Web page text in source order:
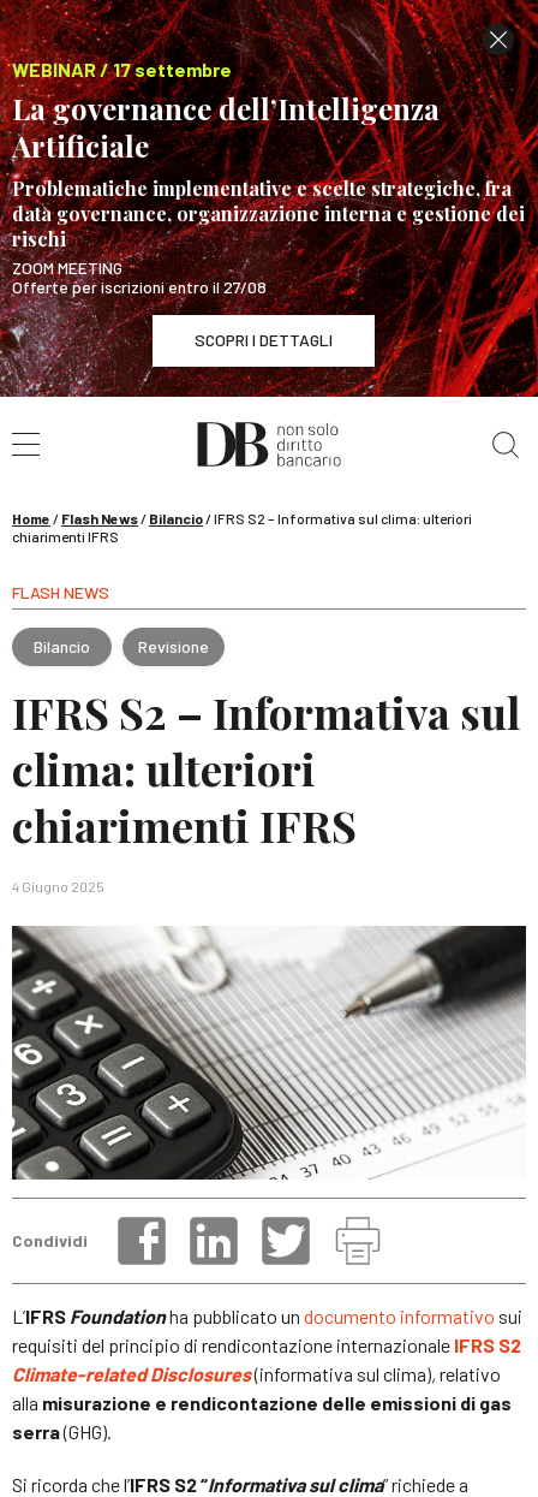
WEBINAR / 17 settembre
La governance dell’Intelligenza
Artificiale
Problematiche implementative e scelte strategiche, fra
data governance, organizzazione interna e gestione dei
rischi
ZOOM MEETING
Offerte per iscrizioni entro il 27/08
SCOPRI I DETTAGLI
WEBINAR / 17 settembre
La governance dell’Intelligenza Artificiale
Home / Flash News/ Bilancio/IFRS S2 – Informativa sul clima: ulteriori
chiarimenti IFRS
FLASH NEWS
Bilancio Revisione
IFRS S2 – Informativa sul
clima: ulteriori
chiarimenti IFRS
4 Giugno 2025
Condividi
L’IFRS Foundationha pubblicato un documento informativo sui
requisiti del principio di rendicontazione internazionale IFRS S2
Climate-related Disclosures(informativa sul clima),relativo
alla misurazione e rendicontazione delle emissioni di gas
serra(GHG).
Si ricorda che l’IFRS S2 “Informativa sul clima” richiede a